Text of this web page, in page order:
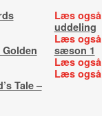
Tale –
Læs
uddeling
Læs
sæson 1
Læs
Læs